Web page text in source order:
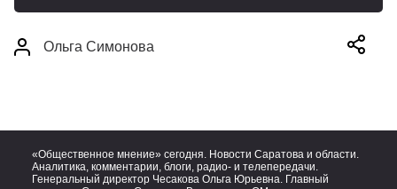
Ольга Симонова
«Общественное мнение» сегодня. Новости Саратова и области.
Аналитика, комментарии, блоги, радио- и телепередачи.
Генеральный директор Чесакова Ольга Юрьевна. Главный